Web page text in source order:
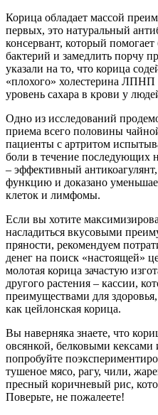
Корица обладает массой
первых, это натуральный
консервант, который
бактерий и замедлить порчу
указали на то, что корица
«плохого» холестерина ЛПНП
уровень сахара в крови у
Одно из исследований
приема всего половины
пациенты с артритом
боли в течение последующих
– эффективный
функцию и доказано
клеток и лимфомы.
Если вы хотите
насладиться вкусовыми
пряности, рекомендуем
денег на поиск «настоящей»
молотая корица зачастую
другого растения – кассии,
преимуществами для
как цейлонская корица.
Вы наверняка знаете, что
овсянкой, белковыми
попробуйте
тушеное мясо, рагу, чили,
пресный коричневый рис,
Поверьте, не пожалеете!